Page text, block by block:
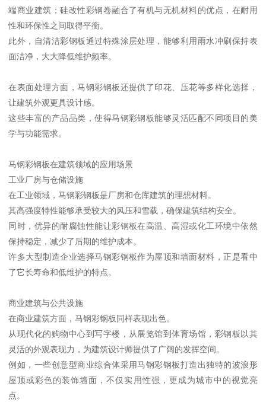
端商业建筑；硅改性彩钢卷融合了有机与无机材料的优点，在耐用
性和环保性之间取得平衡。
此外，自清洁彩钢板通过特殊涂层处理，能够利用雨水冲刷保持表
面洁净，大大降低维护频率。
在表面处理方面，马钢彩钢板还提供了印花、压花等多样化选择，
让建筑外观更具设计感。
这些丰富的产品品类，使得马钢彩钢板能够灵活匹配不同项目的美
学与功能需求。
马钢彩钢板在建筑领域的应用场景
工业厂房与仓储设施
在工业领域，马钢彩钢板是厂房和仓库建筑的理想材料。
其高强度特性能够承受较大的风压和雪载，确保建筑结构安全。
同时，优异的耐腐蚀性能让彩钢板在高温、高湿或化工环境中依然
保持稳定，减少了后期的维护成本。
许多大型制造企业选择马钢彩钢板作为屋顶和墙面材料，正是看中
了它长寿命和低维护的特点。
商业建筑与公共设施
在商业建筑方面，马钢彩钢板同样表现出色。
从现代化的购物中心到写字楼，从展览馆到体育场馆，彩钢板以其
灵活的外观表现力，为建筑设计师提供了广阔的发挥空间。
例如，一些创意型商业综合体采用马钢彩钢板打造出独特的波浪形
屋顶或彩色的装饰墙面，不仅实用性强，更成为城市中的视觉亮
点。